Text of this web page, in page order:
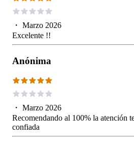
・ Marzo 2026
Excelente !!
Anónima
・ Marzo 2026
Recomendando al 100% la atención
confiada